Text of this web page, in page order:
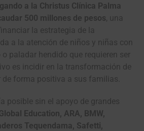
a la Christus Clínica Palma
500 millones de pesos, una
la estrategia de la
a la atención de niños y niñas con
paladar hendido que requieren ser
es incidir en la transformación de
de forma positiva a sus familias.
posible sin el apoyo de grandes
Education, ARA, BMW,
Tequendama, Safetti,